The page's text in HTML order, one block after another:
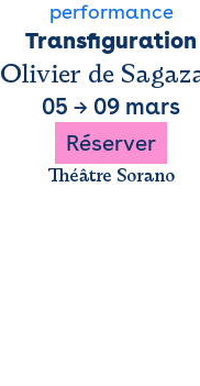
performance
Transfiguration
Olivier de
05 → 09 mars
Réserver
Théâtre Sorano